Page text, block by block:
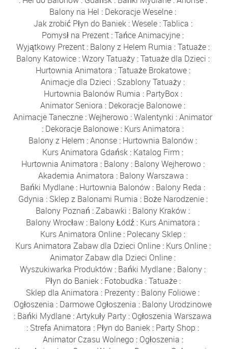
Balony na Hel : Dekoracje Weselne :
Jak zrobić Płyn do Baniek:Wesele:Tablica :
Pomysł na Prezent :Tańce Animacyjne :
Wyjątkowy Prezent: Balony z Helem Rumia :Tatuaże:
Balony Katowice:Wzory Tatuaży:Tatuaże dla Dzieci :
Hurtownia Animatora :Tatuaże Brokatowe:
Animacje dla Dzieci : Szablony Tatuaży :
Hurtownia Balonów Rumia : PartyBox:
Animator Seniora : Dekoracje Balonowe :
Animacje Taneczne :Wejherowo :Walentynki :Animator
: Dekoracje Balonowe : Kurs Animatora :
Balony z Helem :Anonse : Hurtownia Balonów :
Kurs Animatora Gdańsk : Katalog Firm :
Hurtownia Animatora : Balony: Balony Wejherowo:
Akademia Animatora : Balony Warszawa :
Bańki Mydlane : Hurtownia Balonów : Balony Reda :
Gdynia : Sklep z Balonami Rumia : Boże Narodzenie:
Balony Poznań :Zabawki : Balony Kraków :
Balony Wrocław : Balony Łódź : Kurs Animatora :
Kurs Animatora Online : Polecany Sklep :
Kurs Animatora Zabaw dla Dzieci Online: Kurs Online:
Animator Zabaw dla Dzieci Online :
Wyszukiwarka Produktów : Bańki Mydlane : Balony :
Płyn do Baniek: Fotobudka :Tatuaże:
Sklep dla Animatora : Prezenty : Balony Foliowe :
Ogłoszenia : Darmowe Ogłoszenia : Balony Urodzinowe
: Bańki Mydlane :Artykuły Party : Ogłoszenia Warszawa
: Strefa Animatora : Płyn do Baniek : Party Shop :
Animator Czasu Wolnego: Ogłoszenia :